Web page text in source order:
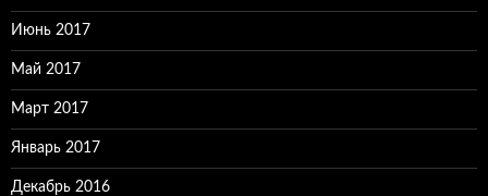
Июнь 2017
Май 2017
Март 2017
Январь 2017
Декабрь 2016